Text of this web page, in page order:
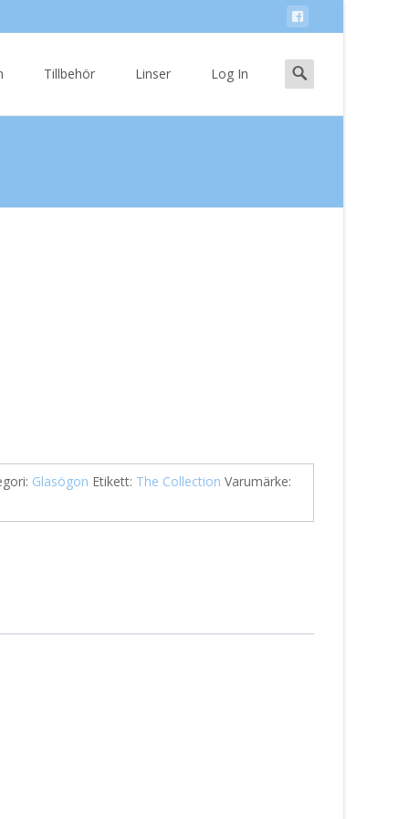
Tillbehör Linser Log In
Search
for:
Glasögon Etikett: The Collection Varumärke: